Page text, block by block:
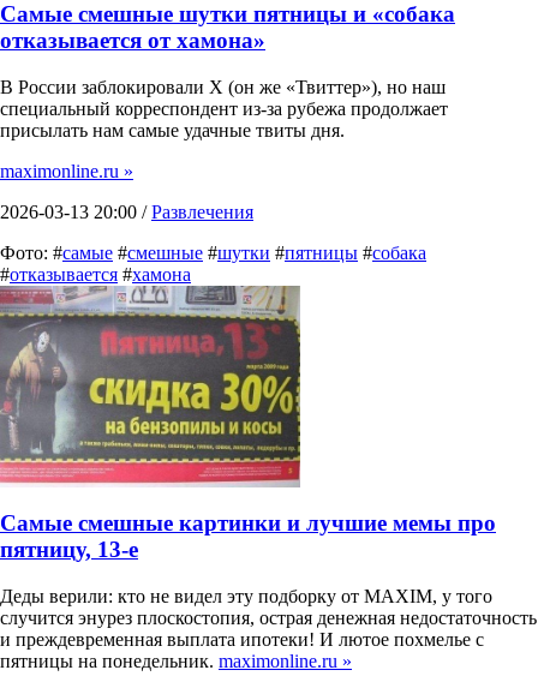
Самые смешные шутки пятницы и «собака
отказывается от хамона»
В России заблокировали X (он же «Твиттер»), но наш
специальный корреспондент из-за рубежа продолжает
присылать нам самые удачные твиты дня.
maximonline.ru »
2026-03-13 20:00 /Развлечения
Фото: #самые #смешные #шутки #пятницы #собака
#отказывается #хамона
Самые смешные картинки и лучшие мемы про
пятницу, 13-е
Деды верили: кто не видел эту подборку от MAXIM, у того
случится энурез плоскостопия, острая денежная недостаточность
и преждевременная выплата ипотеки! И лютое похмелье с
пятницы на понедельник. maximonline.ru »